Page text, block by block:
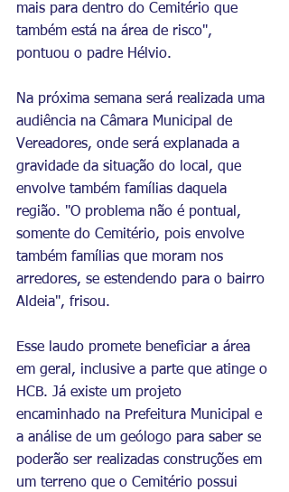
mais para dentro do Cemitério que
também está na área de risco",
pontuou o padre Hélvio.
Na próxima semana será realizada uma
audiência na Câmara Municipal de
Vereadores, onde será explanada a
gravidade da situação do local, que
envolve também famílias daquela
região. "O problema não é pontual,
somente do Cemitério, pois envolve
também famílias que moram nos
arredores, se estendendo para o bairro
Aldeia", frisou.
Esse laudo promete beneficiar a área
em geral, inclusive a parte que atinge o
HCB. Já existe um projeto
encaminhado na Prefeitura Municipal e
a análise de um geólogo para saber se
poderão ser realizadas construções em
um terreno que o Cemitério possui